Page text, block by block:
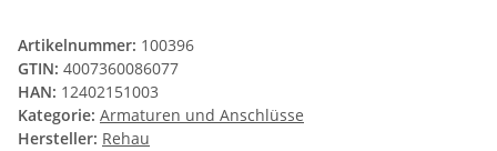
Artikelnummer: 100396
GTIN: 4007360086077
HAN: 12402151003
Kategorie: Armaturen und Anschlüsse
Hersteller: Rehau